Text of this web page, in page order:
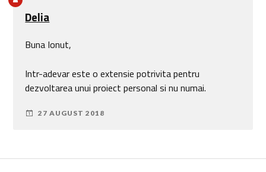
Delia
Buna Ionut,
Intr-adevar este o extensie potrivita pentru
dezvoltarea unui proiect personal si nu numai.
27 AUGUST 2018